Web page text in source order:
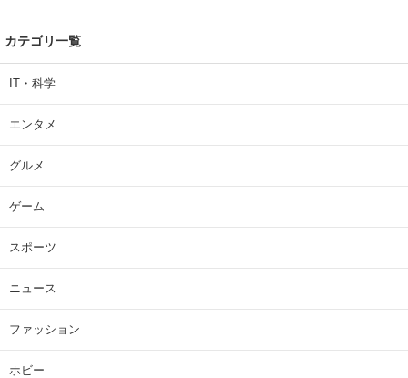
カテゴリ一覧
IT・科学
エンタメ
グルメ
ゲーム
スポーツ
ニュース
ファッション
ホビー